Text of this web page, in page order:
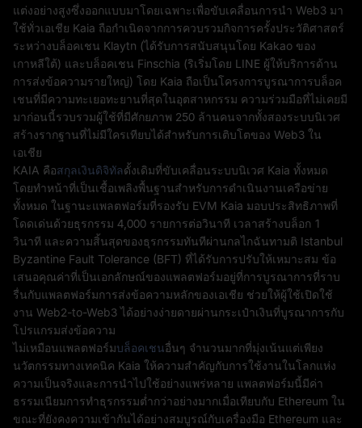
แต่งอย่างสูงซึ่งออกแบบมาโดยเฉพาะเพื่อขับเคลื่อนการนำ Web3 มา
ใช้ทั่วเอเชีย Kaia ถือกำเนิดจากการควบรวมกิจการครั้งประวัติศาสตร์
ระหว่างบล็อคเชน Klaytn (ได้รับการสนับสนุนโดย Kakao ของ
เกาหลีใต้) และบล็อคเชน Finschia (ริเริ่มโดย LINE ผู้ให้บริการด้าน
การส่งข้อความรายใหญ่) โดย Kaia ถือเป็นโครงการบูรณาการบล็อค
เชนที่มีความทะเยอทะยานที่สุดในอุตสาหกรรม ความร่วมมือที่ไม่เคยมี
มาก่อนนี้รวบรวมผู้ใช้ที่มีศักยภาพ 250 ล้านคนจากทั้งสองระบบนิเวศ
สร้างรากฐานที่ไม่มีใครเทียบได้สำหรับการเติบโตของ Web3 ใน
เอเชีย
KAIA คือสกุลเงินดิจิทัลดั้งเดิมที่ขับเคลื่อนระบบนิเวศ Kaia ทั้งหมด
โดยทำหน้าที่เป็นเชื้อเพลิงพื้นฐานสำหรับการดำเนินงานเครือข่าย
ทั้งหมด ในฐานะแพลตฟอร์มที่รองรับ EVM Kaia มอบประสิทธิภาพที่
โดดเด่นด้วยธุรกรรม 4,000 รายการต่อวินาที เวลาสร้างบล็อก 1
วินาที และความสิ้นสุดของธุรกรรมทันทีผ่านกลไกฉันทามติ Istanbul
Byzantine Fault Tolerance (BFT) ที่ได้รับการปรับให้เหมาะสม ข้อ
เสนอคุณค่าที่เป็นเอกลักษณ์ของแพลตฟอร์มอยู่ที่การบูรณาการที่ราบ
รื่นกับแพลตฟอร์มการส่งข้อความหลักของเอเชีย ช่วยให้ผู้ใช้เปิดใช้
งาน Web2-to-Web3 ได้อย่างง่ายดายผ่านกระเป๋าเงินที่บูรณาการกับ
โปรแกรมส่งข้อความ
ไม่เหมือนแพลตฟอร์มบล็อคเชนอื่นๆ จำนวนมากที่มุ่งเน้นแต่เพียง
นวัตกรรมทางเทคนิค Kaia ให้ความสำคัญกับการใช้งานในโลกแห่ง
ความเป็นจริงและการนำไปใช้อย่างแพร่หลาย แพลตฟอร์มนี้มีค่า
ธรรมเนียมการทำธุรกรรมต่ำกว่าอย่างมากเมื่อเทียบกับ Ethereum ใน
ขณะที่ยังคงความเข้ากันได้อย่างสมบูรณ์กับเครื่องมือ Ethereum และ